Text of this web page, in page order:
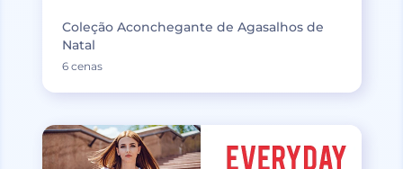
Coleção Aconchegante de Agasalhos de
Natal
6 cenas